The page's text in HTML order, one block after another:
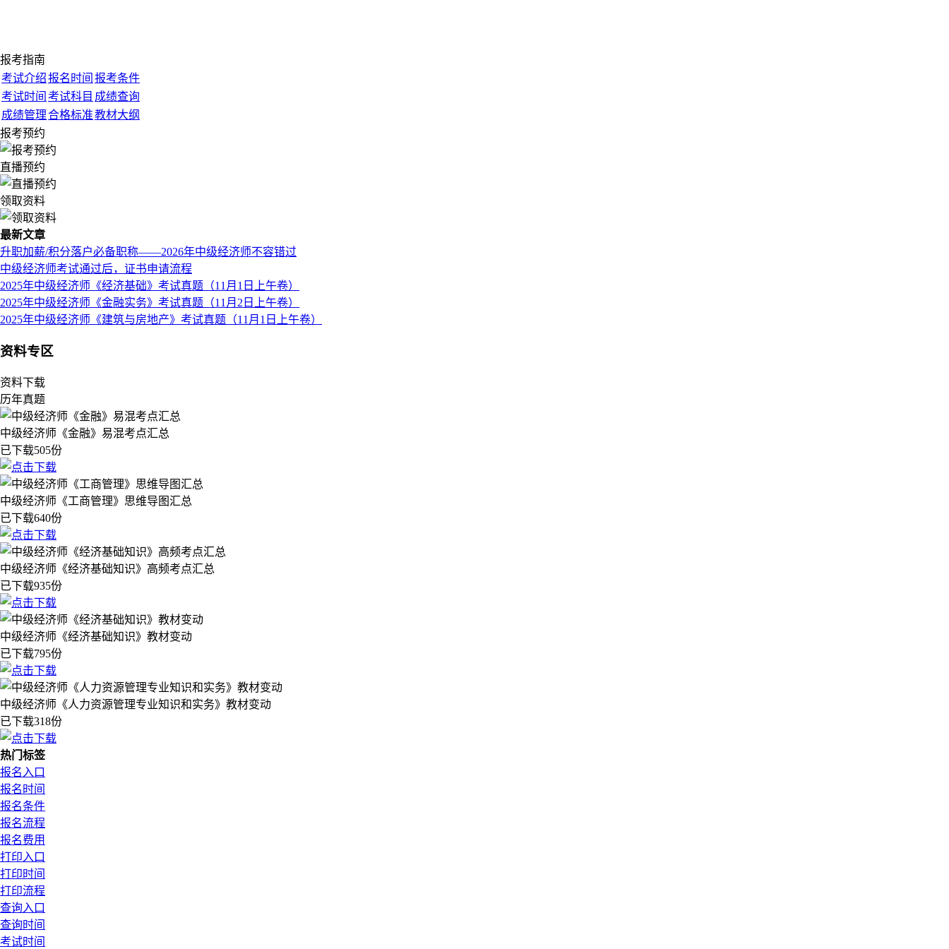
报考指南
考试介绍报名时间 报考条件
考试时间 考试科目 成绩查询
成绩管理合格标准教材大纲
报考预约
直播预约
领取资料
最新文章
升职加薪/积分落户必备职称——2026年中级经济师不容错过
中级经济师考试通过后，证书申请流程
2025年中级经济师《经济基础》考试真题（11月1日上午卷）
2025年中级经济师《金融实务》考试真题（11月2日上午卷）
2025年中级经济师《建筑与房地产》考试真题（11月1日上午卷）
资料专区
资料下载
历年真题
中级经济师《金融》易混考点汇总
已下载505份
中级经济师《工商管理》思维导图汇总
已下载640份
中级经济师《经济基础知识》高频考点汇总
已下载935份
中级经济师《经济基础知识》教材变动
已下载795份
中级经济师《人力资源管理专业知识和实务》教材变动
已下载318份
热门标签
报名入口
报名时间
报名条件
报名流程
报名费用
打印入口
打印时间
打印流程
查询入口
查询时间
考试时间